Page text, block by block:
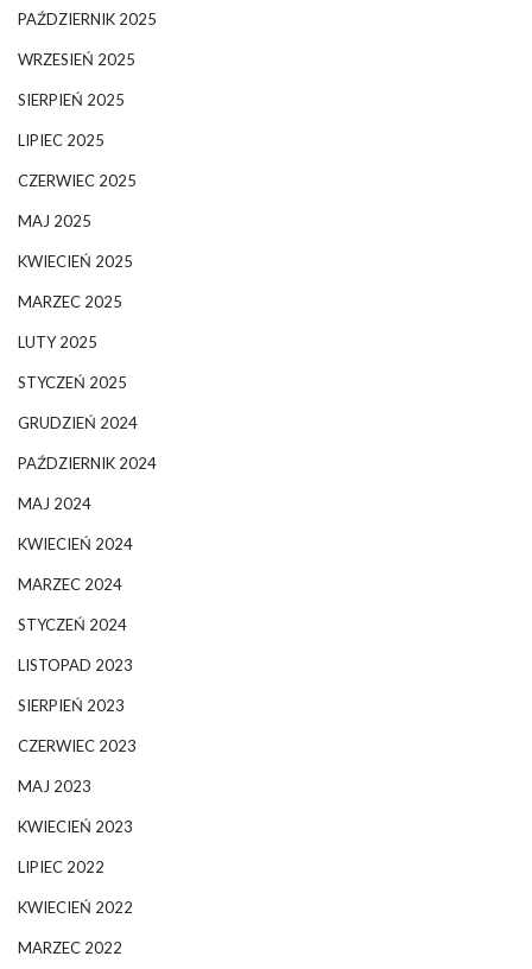
PAŹDZIERNIK 2025
WRZESIEŃ 2025
SIERPIEŃ 2025
LIPIEC 2025
CZERWIEC 2025
MAJ 2025
KWIECIEŃ 2025
MARZEC 2025
LUTY 2025
STYCZEŃ 2025
GRUDZIEŃ 2024
PAŹDZIERNIK 2024
MAJ 2024
KWIECIEŃ 2024
MARZEC 2024
STYCZEŃ 2024
LISTOPAD 2023
SIERPIEŃ 2023
CZERWIEC 2023
MAJ 2023
KWIECIEŃ 2023
LIPIEC 2022
KWIECIEŃ 2022
MARZEC 2022